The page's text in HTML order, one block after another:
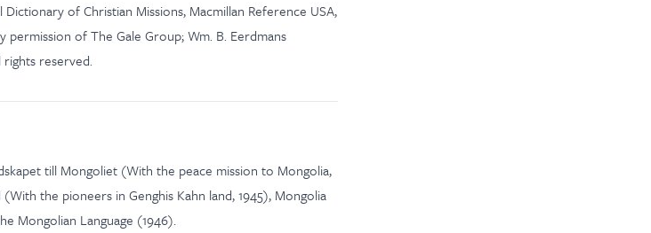
of Christian Missions, Macmillan Reference USA,
of The Gale Group; Wm. B. Eerdmans
rights reserved.
till Mongoliet (With the peace mission to Mongolia,
(With the pioneers in Genghis Kahn land, 1945), Mongolia
Mongolian Language (1946).